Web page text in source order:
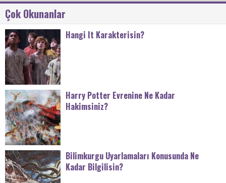
Çok Okunanlar
Hangi It Karakterisin?
Harry Potter Evrenine Ne Kadar
Hakimsiniz?
Bilimkurgu Uyarlamaları Konusunda Ne
Kadar Bilgilisin?